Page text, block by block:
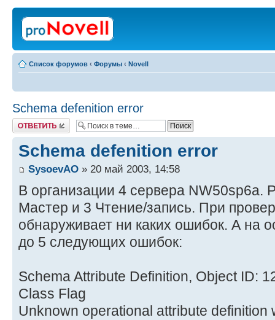
Список форумов ‹ Форумы ‹ Novell
Schema defenition error
Ответить
Schema defenition error
SysoevAO » 20 май 2003, 14:58
В организации 4 сервера NW50sp6a.
Мастер и 3 Чтение/запись. При
обнаруживает ни каких ошибок. А на
до 5 следующих ошибок:
Schema Attribute Definition, Object ID:
Class Flag
Unknown operational attribute definition